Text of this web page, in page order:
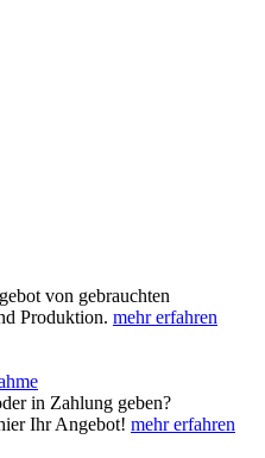
von gebrauchten
Produktion. mehr erfahren
in Zahlung geben?
Ihr Angebot! mehr erfahren